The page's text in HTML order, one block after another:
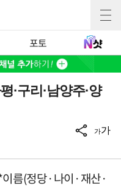
포토
·구리·남양주·양
가가
름(정당·나이·재산·